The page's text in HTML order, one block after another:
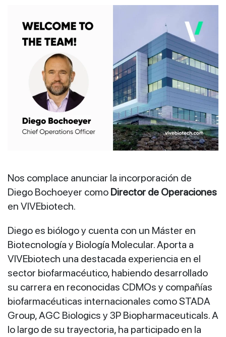
Nos complace anunciar la incorporación de
Diego Bochoeyer como Director de Operaciones
en VIVEbiotech.
Diego es biólogo y cuenta con un Máster en
Biotecnología y Biología Molecular. Aporta a
VIVEbiotech una destacada experiencia en el
sector biofarmacéutico, habiendo desarrollado
su carrera en reconocidas CDMOs y compañías
biofarmacéuticas internacionales como STADA
Group, AGC Biologics y 3P Biopharmaceuticals. A
lo largo de su trayectoria, ha participado en la